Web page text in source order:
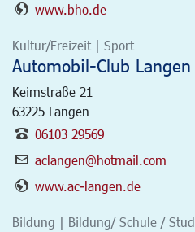
www.bho.de
Kultur/Freizeit | Sport
Automobil-Club Langen
Keimstraße 21
63225 Langen
06103 29569
aclangen@hotmail.com
www.ac-langen.de
Bildung | Bildung/ Schule /